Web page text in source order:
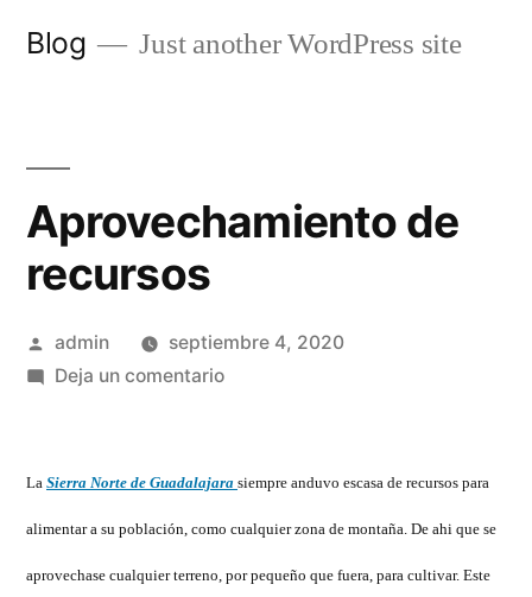
Blog Just another WordPress site
Aprovechamiento de
recursos
Publicado
por
admin
septiembre 4, 2020
Deja un comentarioen
recursos
LaSierra Norte de Guadalajarasiempre anduvo escasa de recursos para
alimentar a su población, como cualquier zona de montaña. De ahi que se
aprovechase cualquier terreno, por pequeño que fuera, para cultivar. Este